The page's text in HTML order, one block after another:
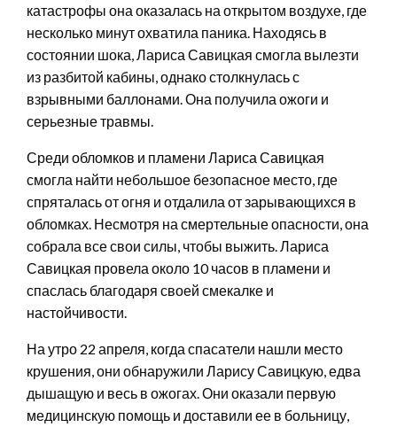
катастрофы она оказалась на открытом воздухе, где
несколько минут охватила паника. Находясь в
состоянии шока, Лариса Савицкая смогла вылезти
из разбитой кабины, однако столкнулась с
взрывными баллонами. Она получила ожоги и
серьезные травмы.
Среди обломков и пламени Лариса Савицкая
смогла найти небольшое безопасное место, где
спряталась от огня и отдалила от зарывающихся в
обломках. Несмотря на смертельные опасности, она
собрала все свои силы, чтобы выжить. Лариса
Савицкая провела около 10 часов в пламени и
спаслась благодаря своей смекалке и
настойчивости.
На утро 22 апреля, когда спасатели нашли место
крушения, они обнаружили Ларису Савицкую, едва
дышащую и весь в ожогах. Они оказали первую
медицинскую помощь и доставили ее в больницу,